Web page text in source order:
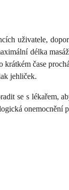
uživatele,
délka
krátkém čase
jehliček.
se s lékařem,